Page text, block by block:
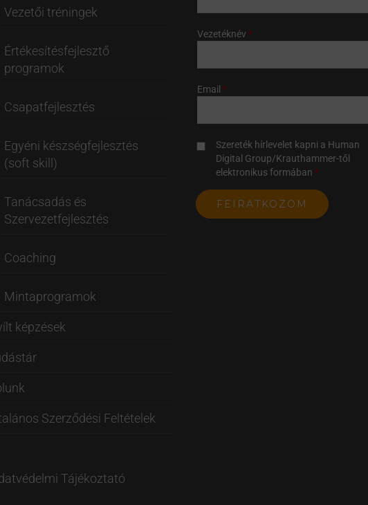
Vezetői tréningek
Értékesítésfejlesztő
programok
Csapatfejlesztés
Egyéni készségfejlesztés
(soft skill)
Tanácsadás és
Szervezetfejlesztés
Coaching
Mintaprogramok
képzések
Szerződési Feltételek
Tájékoztató
Vezetéknév
Email
Szereték hírlevelet kapni a Human
Digital Group/Krauthammer-től
elektronikus formában